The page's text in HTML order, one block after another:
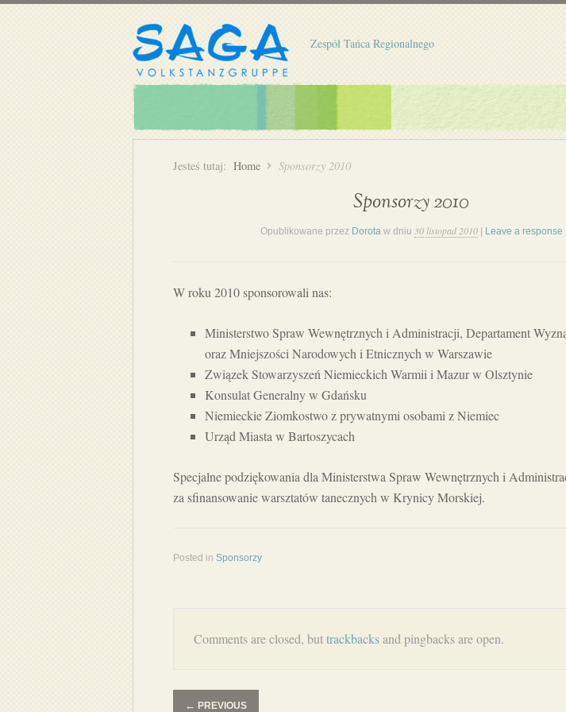
Zespół Tańca Regionalnego
Jesteś tutaj: Home Sponsorzy 2010
Sponsorzy 2010
Opublikowane przez Dorotaw dniu 30 listopad 2010| Leave a response
W roku 2010 sponsorowali nas:
Ministerstwo Spraw Wewnętrznych i Administracji, Departament
oraz Mniejszości Narodowych i Etnicznych w Warszawie
Związek Stowarzyszeń Niemieckich Warmii i Mazur w Olsztynie
Konsulat Generalny w Gdańsku
Niemieckie Ziomkostwo z prywatnymi osobami z Niemiec
Urząd Miasta w Bartoszycach
Specjalne podziękowania dla Ministerstwa Spraw Wewnętrznych i
za sfinansowanie warsztatów tanecznych w Krynicy Morskiej.
Posted in Sponsorzy
Comments are closed, buttrackbacksand pingbacks are open.
← PREVIOUS